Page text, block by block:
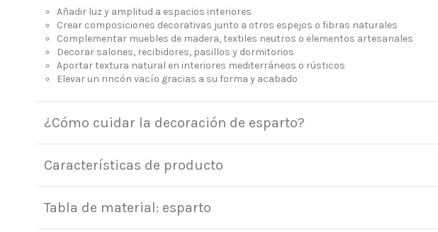
Añadir luz y amplitud a espacios interiores
Crear composiciones decorativas junto a otros espejos o fibras naturales
Complementar muebles de madera, textiles neutros o elementos artesanales
Decorar salones, recibidores, pasillos y dormitorios
Aportar textura natural en interiores mediterráneos o rústicos
Elevar un rincón vacío gracias a su forma y acabado
¿Cómo cuidar la decoración de esparto?
Características de producto
Tabla de material: esparto